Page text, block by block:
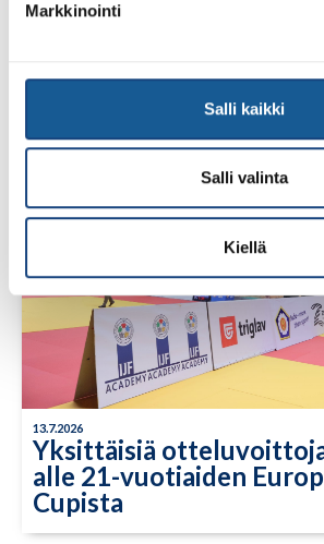
Markkinointi
Salli kaikki
Salli valinta
Kiellä
Tuomariraportti
Lindesberg, Ruotsi
13.7.2026
Yksittäisiä
alle 21-vuotiaiden
Cupista